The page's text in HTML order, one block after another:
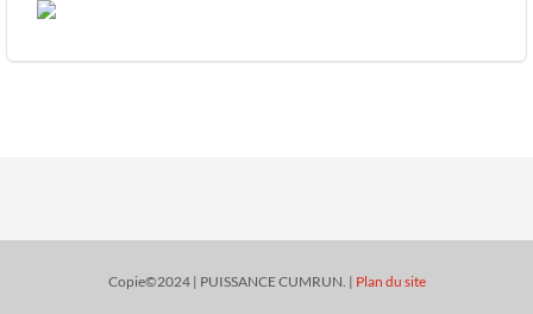
Copie©2024 | PUISSANCE CUMRUN. | Plan du site